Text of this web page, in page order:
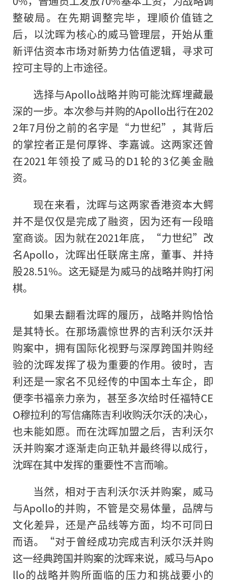
整破局。在先期调整完毕，理顺价值链之
后，以沈晖为核心的威马管理层，开始从重
新评估资本市场对新势力估值逻辑，寻求可
控可主导的上市途径。
选择与Apollo战略并购可能沈辉埋藏最
深的一步。本次参与并购的Apollo出行在202
2年7月份之前的名字是“力世纪”，其背后
的掌控者正是何厚铧、李嘉诚。这两家还曾
在2021年领投了威马的D1轮的3亿美金融
资。
现在来看，沈晖与这两家香港资本大鳄
并不是仅仅是完成了融资，因为还有一段暗
室商谈。因为就在2021年底，“力世纪”改
名Apollo，沈晖出任联席主席，董事、并持
股28.51%。这无疑是为威马的战略并购打闲
棋。
如果去翻看沈晖的履历，战略并购恰恰
是其特长。在那场震惊世界的吉利沃尔沃并
购案中，拥有国际化视野与深厚跨国并购经
验的沈晖发挥了极为重要的作用。彼时，吉
利还是一家名不见经传的中国本土车企，即
便李书福亲力亲为，甚至多次给时任福特CE
O穆拉利的写信痛陈吉利收购沃尔沃的决心，
也未能如愿。而在沈晖加盟之后，吉利沃尔
沃并购案才逐渐走向正轨并最终得以成行，
沈晖在其中发挥的重要性不言而喻。
当然，相对于吉利沃尔沃并购案，威马
与Apollo的并购，不管是交易体量，品牌与
文化差异，还是产品线等方面，均不可同日
而语。“对于曾经成功完成吉利沃尔沃并购
这一经典跨国并购案的沈晖来说，威马与Apo
llo的战略并购所面临的压力和挑战要小的